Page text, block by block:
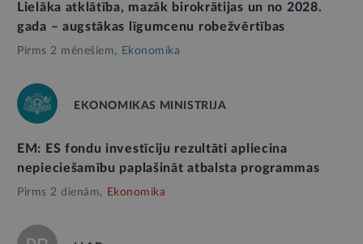
Lielāka atklātība, mazāk birokrātijas un no 2028.
gada – augstākas līgumcenu robežvērtības
Pirms 2 mēnešiem, Ekonomika
EKONOMIKAS MINISTRIJA
EM: ES fondu investīciju rezultāti apliecina
nepieciešamību paplašināt atbalsta programmas
Pirms 2 dienām, Ekonomika